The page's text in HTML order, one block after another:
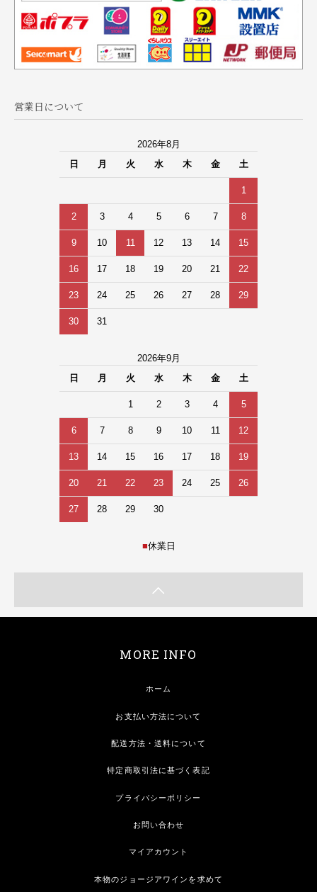
営業日について
2026年8月
日
月 火 水 木 金 土
1
2 3 4 5 6 7 8
9 10 11 12 13 14 15
16 17 18 19 20 21 22
23 24 25 26 27 28 29
30 31
2026年9月
日
月 火 水 木 金 土
1 2 3 4 5
6 7 8 9 10 11 12
13 14 15 16 17 18 19
20 21 22 23 24 25 26
27 28 29 30
■休業日
MORE INFO
ホーム
お支払い方法について
配送方法・送料について
特定商取引法に基づく表記
プライバシーポリシー
お問い合わせ
マイアカウント
本物のジョージアワインを求めて